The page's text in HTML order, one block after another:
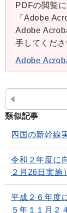
PDFの閲覧
「Adobe
Adobe
手してくださ
Adobe
類似記事
四国の新幹線
令和２年度に
２月26日実施）
平成２６年度
５年１１月２